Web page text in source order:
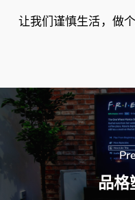
让我们谨慎生活，做
品格